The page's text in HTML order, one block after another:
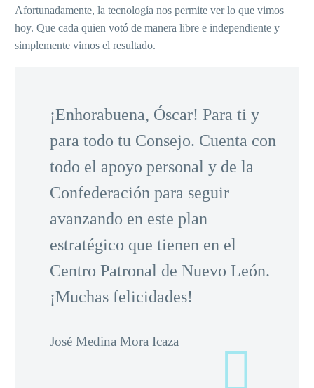
Afortunadamente, la tecnología nos permite ver lo que vimos
hoy. Que cada quien votó de manera libre e independiente y
simplemente vimos el resultado.
¡Enhorabuena, Óscar! Para ti y
para todo tu Consejo. Cuenta con
todo el apoyo personal y de la
Confederación para seguir
avanzando en este plan
estratégico que tienen en el
Centro Patronal de Nuevo León.
¡Muchas felicidades!
José Medina Mora Icaza